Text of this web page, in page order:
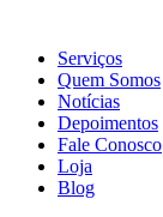
Serviços
Quem Somos
Notícias
Depoimentos
Fale Conosco
Loja
Blog